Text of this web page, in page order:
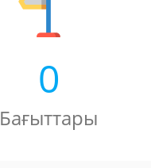
0
Бағыттары